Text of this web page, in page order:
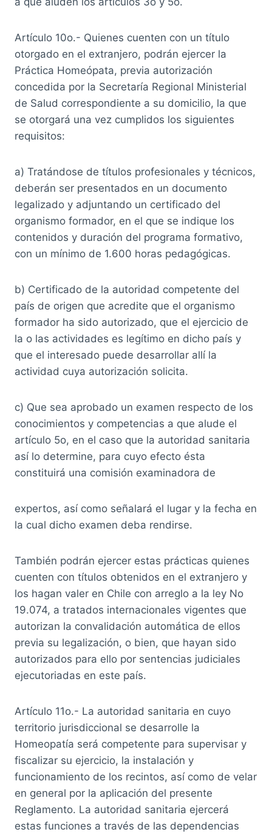
Artículo 10o.- Quienes cuenten con un título
otorgado en el extranjero, podrán ejercer la
Práctica Homeópata, previa autorización
concedida por la Secretaría Regional Ministerial
de Salud correspondiente a su domicilio, la que
se otorgará una vez cumplidos los siguientes
requisitos:
a) Tratándose de títulos profesionales y técnicos,
deberán ser presentados en un documento
legalizado y adjuntando un certificado del
organismo formador, en el que se indique los
contenidos y duración del programa formativo,
con un mínimo de 1.600 horas pedagógicas.
b) Certificado de la autoridad competente del
país de origen que acredite que el organismo
formador ha sido autorizado, que el ejercicio de
la o las actividades es legítimo en dicho país y
que el interesado puede desarrollar allí la
actividad cuya autorización solicita.
c) Que sea aprobado un examen respecto de los
conocimientos y competencias a que alude el
artículo 5o, en el caso que la autoridad sanitaria
así lo determine, para cuyo efecto ésta
constituirá una comisión examinadora de
expertos, así como señalará el lugar y la fecha en
la cual dicho examen deba rendirse.
También podrán ejercer estas prácticas quienes
cuenten con títulos obtenidos en el extranjero y
los hagan valer en Chile con arreglo a la ley No
19.074, a tratados internacionales vigentes que
autorizan la convalidación automática de ellos
previa su legalización, o bien, que hayan sido
autorizados para ello por sentencias judiciales
ejecutoriadas en este país.
Artículo 11o.- La autoridad sanitaria en cuyo
territorio jurisdiccional se desarrolle la
Homeopatía será competente para supervisar y
fiscalizar su ejercicio, la instalación y
funcionamiento de los recintos, así como de velar
en general por la aplicación del presente
Reglamento. La autoridad sanitaria ejercerá
estas funciones a través de las dependencias